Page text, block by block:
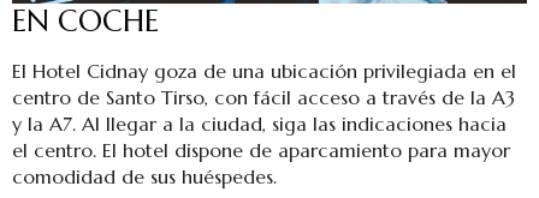
EN COCHE
El Hotel Cidnay goza de una ubicación privilegiada en el
centro de Santo Tirso, con fácil acceso a través de la A3
y la A7. Al llegar a la ciudad, siga las indicaciones hacia
el centro. El hotel dispone de aparcamiento para mayor
comodidad de sus huéspedes.